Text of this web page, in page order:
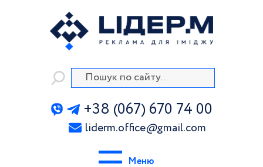
+38 (067) 670 74 00
liderm.office@gmail.com
Меню